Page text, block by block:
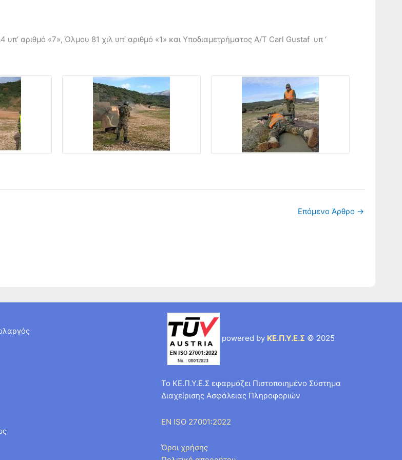
αριθμό «7», Όλμου 81 χιλ υπ’ αριθμό «1» και Υποδιαμετρήματος Α/Τ Carl Gustaf υπ ‘
Επόμενο Άρθρο →
powered by ΚΕ.Π.Υ.Ε.Σ © 2025
Το ΚΕ.Π.Υ.Ε.Σ εφαρμόζει Πιστοποιημένο Σύστημα
Διαχείρισης Ασφάλειας Πληροφοριών
EN ISO 27001:2022
Όροι χρήσης